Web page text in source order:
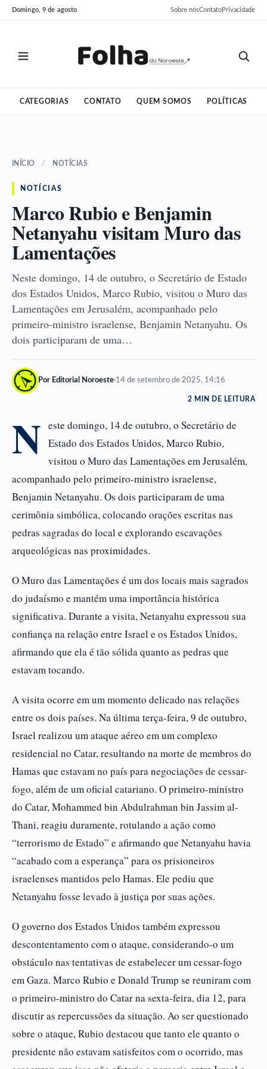
Pular
para
Pular
para
Domingo, 9 de agosto Sobre nósContatoPrivacidade
CATEGORIAS CONTATO QUEM SOMOS POLÍTICAS
INÍCIO / NOTÍCIAS
NOTÍCIAS
Marco Rubio e Benjamin
Netanyahu visitam Muro das
Lamentações
Neste domingo, 14 de outubro, o Secretário de Estado
dos Estados Unidos, Marco Rubio, visitou o Muro das
Lamentações em Jerusalém, acompanhado pelo
primeiro-ministro israelense, Benjamin Netanyahu. Os
dois participaram de uma…
Por Editorial Noroeste·14 de setembro de 2025, 14:16
2 MIN DE LEITURA
N este domingo, 14 de outubro, o Secretário de
Estado dos Estados Unidos, Marco Rubio,
visitou o Muro das Lamentações em Jerusalém,
acompanhado pelo primeiro-ministro israelense,
Benjamin Netanyahu. Os dois participaram de uma
cerimônia simbólica, colocando orações escritas nas
pedras sagradas do local e explorando escavações
arqueológicas nas proximidades.
O Muro das Lamentações é um dos locais mais sagrados
do judaísmo e mantém uma importância histórica
significativa. Durante a visita, Netanyahu expressou sua
confiança na relação entre Israel e os Estados Unidos,
afirmando que ela é tão sólida quanto as pedras que
estavam tocando.
A visita ocorre em um momento delicado nas relações
entre os dois países. Na última terça-feira, 9 de outubro,
Israel realizou um ataque aéreo em um complexo
residencial no Catar, resultando na morte de membros do
Hamas que estavam no país para negociações de cessar-
fogo, além de um oficial catariano. O primeiro-ministro
do Catar, Mohammed bin Abdulrahman bin Jassim al-
Thani, reagiu duramente, rotulando a ação como
“terrorismo de Estado” e afirmando que Netanyahu havia
“acabado com a esperança” para os prisioneiros
israelenses mantidos pelo Hamas. Ele pediu que
Netanyahu fosse levado à justiça por suas ações.
O governo dos Estados Unidos também expressou
descontentamento com o ataque, considerando-o um
obstáculo nas tentativas de estabelecer um cessar-fogo
em Gaza. Marco Rubio e Donald Trump se reuniram com
o primeiro-ministro do Catar na sexta-feira, dia 12, para
discutir as repercussões da situação. Ao ser questionado
sobre o ataque, Rubio destacou que tanto ele quanto o
presidente não estavam satisfeitos com o ocorrido, mas